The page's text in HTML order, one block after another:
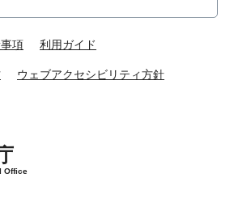
項 利用ガイド
ウェブアクセシビリティ方針
Office